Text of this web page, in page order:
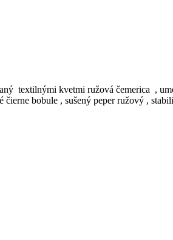
textilnými kvetmi ružová čemerica ,
bobule , sušený peper ružový ,